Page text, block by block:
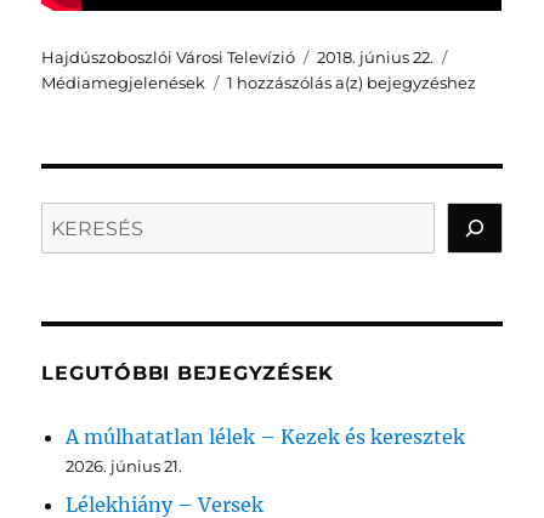
Szerző
Hajdúszoboszlói Városi Televízió Közzétéve
2018. június 22.
Médiamegjelenések
1 hozzászólás a(z) HVTV:
bejegyzéshez
Search
LEGUTÓBBI BEJEGYZÉSEK
A múlhatatlan lélek – Kezek és keresztek
2026. június 21.
Lélekhiány – Versek